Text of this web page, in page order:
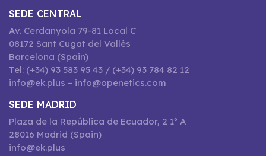
SEDE CENTRAL
Av. Cerdanyola 79-81 Local C
08172 Sant Cugat del Vallès
Barcelona (Spain)
Tel: (+34) 93 583 95 43 / (+34) 93 784 82 12
info@ek.plus – info@openetics.com
SEDE MADRID
Plaza de la República de Ecuador, 2 1º A
28016 Madrid (Spain)
info@ek.plus